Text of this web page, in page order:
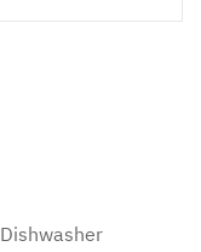
Dishwasher